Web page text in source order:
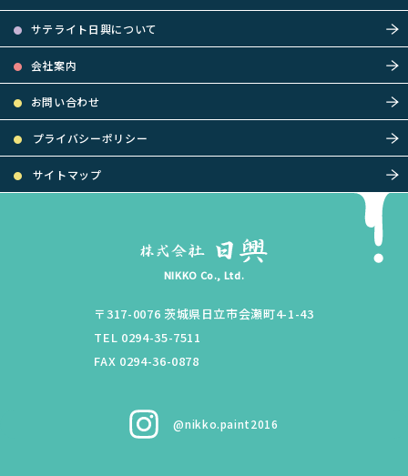
サテライト日興について
会社案内
お問い合わせ
プライバシーポリシー
サイトマップ
NIKKO Co., Ltd.
〒317-0076 茨城県日立市会瀬町4-1-43
TEL 0294-35-7511
FAX 0294-36-0878
@nikko.paint2016